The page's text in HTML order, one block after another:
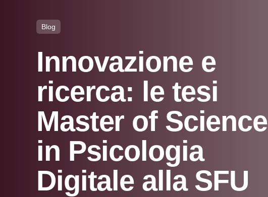
Blog
Innovazione e
ricerca: le tesi
Master of Science
in Psicologia
Digitale alla SFU